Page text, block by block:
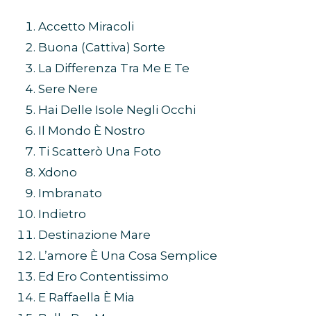
Accetto Miracoli
Buona (Cattiva) Sorte
La Differenza Tra Me E Te
Sere Nere
Hai Delle Isole Negli Occhi
Il Mondo È Nostro
Ti Scatterò Una Foto
Xdono
Imbranato
Indietro
Destinazione Mare
L’amore È Una Cosa Semplice
Ed Ero Contentissimo
E Raffaella È Mia